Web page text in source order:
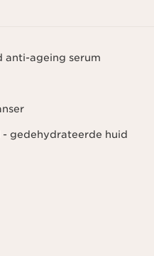
anti-ageing serum
- gedehydrateerde huid